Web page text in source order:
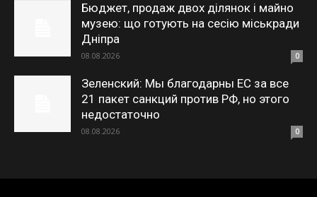
Бюджет, продаж двох ділянок і майно
музею: що готують на сесію міськради
Дніпра
08.08.2026 0
Зеленский: Мы благодарны ЕС за все
21 пакет санкций против РФ, но этого
недостаточно
08.08.2026 0